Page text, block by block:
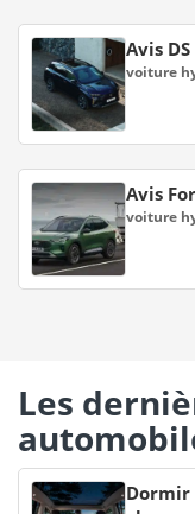
Avis
voiture
Avis
voiture
Les
Dormir